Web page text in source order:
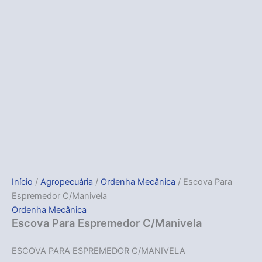
Início / Agropecuária / Ordenha Mecânica / Escova Para
Espremedor C/Manivela
Ordenha Mecânica
Escova Para Espremedor C/Manivela
ESCOVA PARA ESPREMEDOR C/MANIVELA